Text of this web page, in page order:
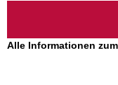
Alle Informationen